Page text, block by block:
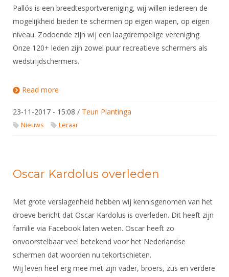
Pallós is een breedtesportvereniging, wij willen iedereen de
mogelijkheid bieden te schermen op eigen wapen, op eigen
niveau. Zodoende zijn wij een laagdrempelige vereniging.
Onze 120+ leden zijn zowel puur recreatieve schermers als
wedstrijdschermers.
Read more
23-11-2017 - 15:08 / Teun Plantinga
Nieuws Leraar
Oscar Kardolus overleden
Met grote verslagenheid hebben wij kennisgenomen van het
droeve bericht dat Oscar Kardolus is overleden. Dit heeft zijn
familie via Facebook laten weten. Oscar heeft zo
onvoorstelbaar veel betekend voor het Nederlandse
schermen dat woorden nu tekortschieten.
Wij leven heel erg mee met zijn vader, broers, zus en verdere